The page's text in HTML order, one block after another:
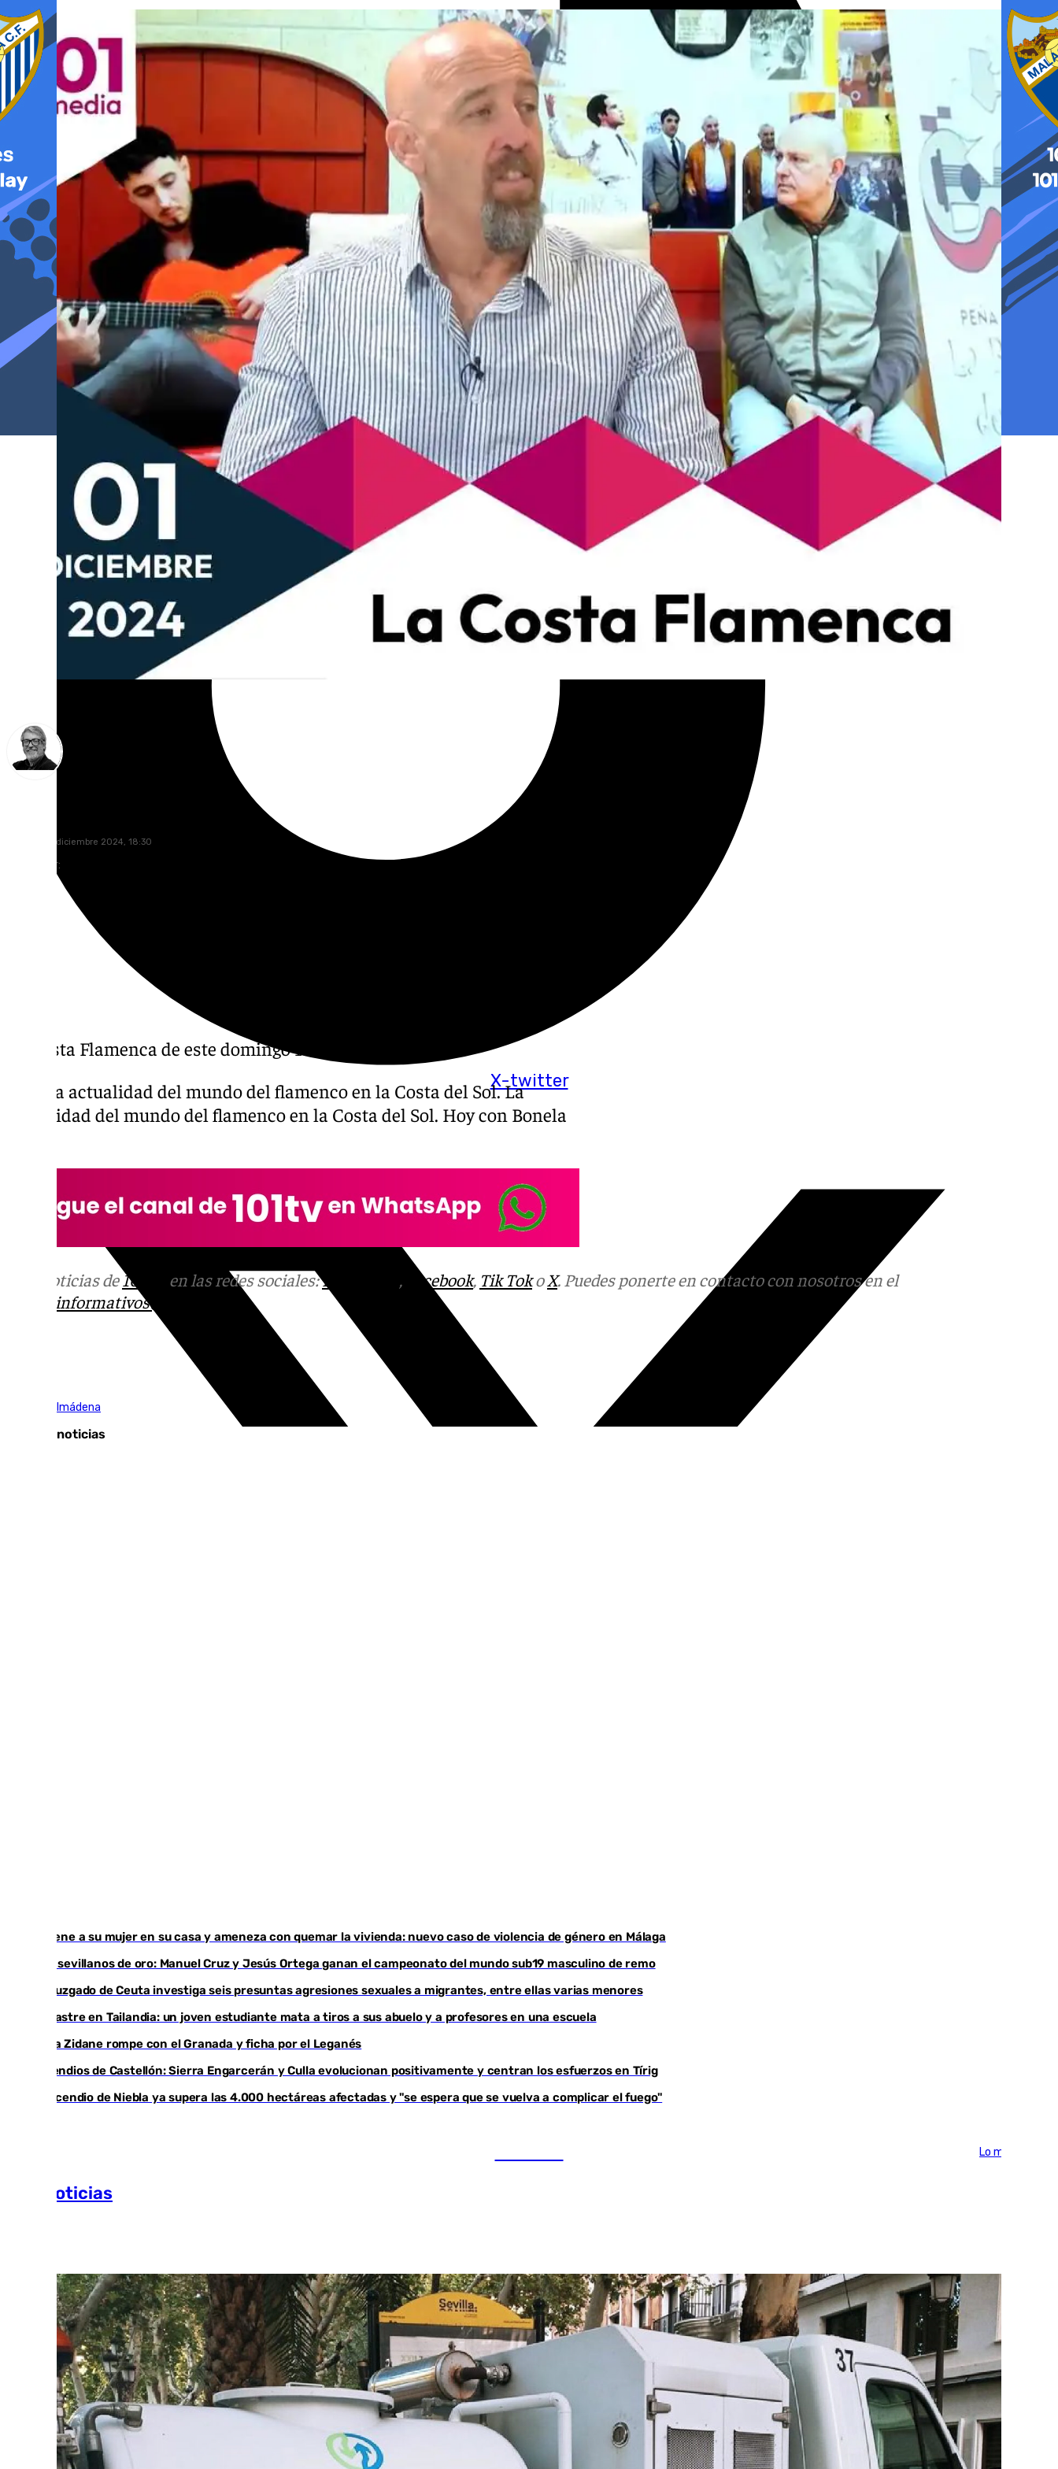
X-twitter
domingo, 1 diciembre 2024, 18:30
Compartir:
La Costa Flamenca de este domingo 1 de diciembre.
Toda la actualidad del mundo del flamenco en la Costa del Sol. La
actualidad del mundo del flamenco en la Costa del Sol. Hoy con Bonela
Más noticias de101TV en las redes sociales:Instagram , Facebook, Tik TokoX. Puedes ponerte en contacto con nosotros en el
informativos@101tv.es
Vive Benalmádena
Últimas noticias
Retiene a su mujer en su casa y ameneza con quemar la vivienda: nuevo caso de violencia de género en Málaga
Dos sevillanos de oro: Manuel Cruz y Jesús Ortega ganan el campeonato del mundo sub19 masculino de remo
Un juzgado de Ceuta investiga seis presuntas agresiones sexuales a migrantes, entre ellas varias menores
Desastre en Tailandia: un joven estudiante mata a tiros a sus abuelo y a profesores en una escuela
Luca Zidane rompe con el Granada y ficha por el Leganés
Incendios de Castellón: Sierra Engarcerán y Culla evolucionan positivamente y centran los esfuerzos en Tírig
El incendio de Niebla ya supera las 4.000 hectáreas afectadas y "se espera que se vuelva a complicar el fuego"
Lo más visto >
Más noticias